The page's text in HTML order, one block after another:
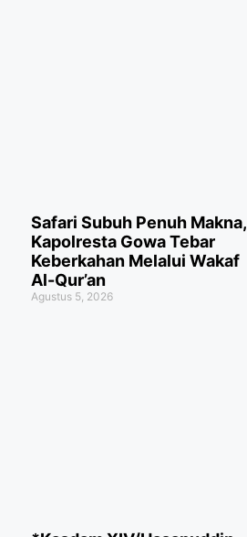
Safari Subuh Penuh Makna,
Kapolresta Gowa Tebar
Keberkahan Melalui Wakaf
Al-Qur’an
Agustus 5, 2026